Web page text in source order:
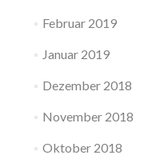
Februar 2019
Januar 2019
Dezember 2018
November 2018
Oktober 2018